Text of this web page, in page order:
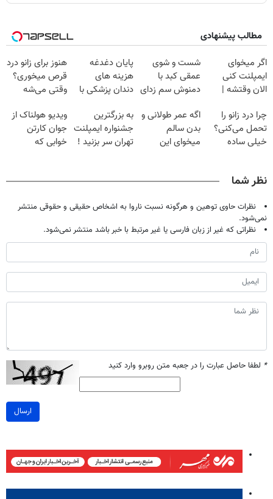
مطالب پیشنهادی
اگر میخوای
ایمپلنت کنی
الان وقتشه |
میلیون تومان!!!
شست و شوی
عمقی کبد با
دمنوش سم زدای
پایان دغدغه
هزینه های
دندان پزشکی با
خانگی
هنوز برای زانو درد
قرص میخوری؟
وقتی می‌شه
درمانش کرد؟؟؟؟
چرا درد زانو را
تحمل می‌کنی؟
خیلی ساده
اگه عمر طولانی و
بدن سالم
میخوای این
به بزرگترین
جشنواره ایمپلنت
تهران سر بزنید !
ویدیو هولناک از
جوان کارتن
خوابی که
نظر شما
نظرات حاوی توهین و هرگونه نسبت ناروا به اشخاص حقیقی و حقوقی منتشر
نمی‌شود.
نظراتی که غیر از زبان فارسی یا غیر مرتبط با خبر باشد منتشر نمی‌شود.
* لطفا حاصل عبارت را در جعبه متن روبرو وارد کنید
ارسال